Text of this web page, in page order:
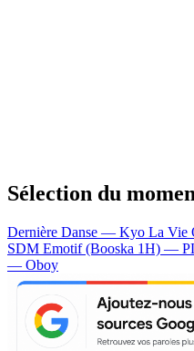
Sélection du
Dernière Danse — Kyo La Vie
SDM Emotif (Booska 1H) —
— Oboy